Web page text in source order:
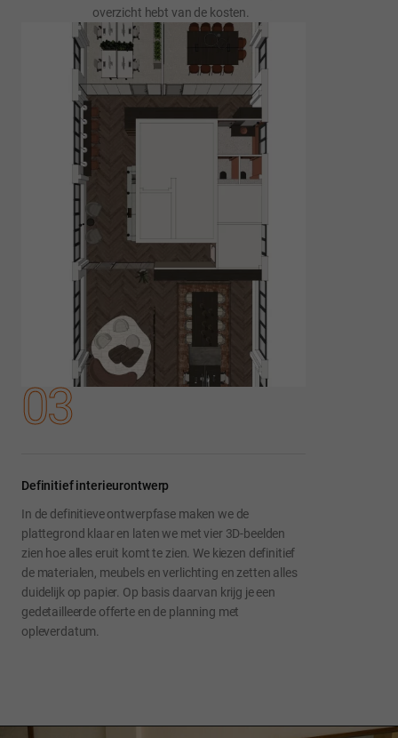
overzicht hebt van de kosten.
03
Definitief interieurontwerp
In de definitieve ontwerpfase maken we de
plattegrond klaar en laten we met vier 3D-beelden
zien hoe alles eruit komt te zien. We kiezen definitief
de materialen, meubels en verlichting en zetten alles
duidelijk op papier. Op basis daarvan krijg je een
gedetailleerde offerte en de planning met
opleverdatum.